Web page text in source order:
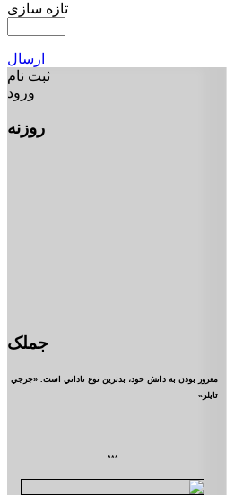
تازه سازی
ارسال
ثبت نام
ورود
روزنه
جملک
مغرور بودن به دانش خود، بدترين نوع ناداني است. «جرجي
تايلر»
***